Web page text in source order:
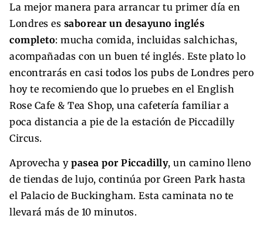
La mejor manera para arrancar tu primer día en
Londres es saborear un desayuno inglés
completo: mucha comida, incluidas salchichas,
acompañadas con un buen té inglés. Este plato lo
encontrarás en casi todos los pubs de Londres pero
hoy te recomiendo que lo pruebes en el English
Rose Cafe & Tea Shop, una cafetería familiar a
poca distancia a pie de la estación de Piccadilly
Circus.
Aprovecha y pasea por Piccadilly, un camino lleno
de tiendas de lujo, continúa por Green Park hasta
el Palacio de Buckingham. Esta caminata no te
llevará más de 10 minutos.